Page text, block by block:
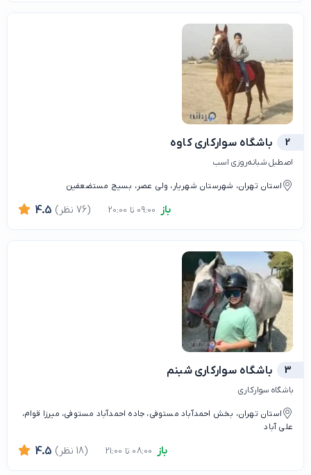
2 باشگاه سوارکاری کاوه
اصطبل شبانه‌روزی اسب
استان تهران، شهرستان شهریار، ولی عصر، بسیج مستضعفین
باز 4.5 (76 نظر)
3 باشگاه سوارکاری شبنم
باشگاه سوارکاری
استان تهران، بخش احمدآباد مستوفی، جاده احمدآباد مستوفی، میرزا قوام،
علی آباد
باز 4.5 (18 نظر)